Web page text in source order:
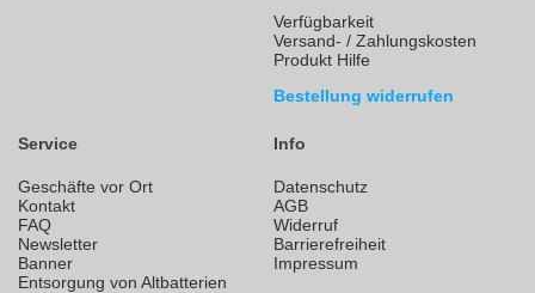
Verfügbarkeit
Versand- / Zahlungskosten
Produkt Hilfe
Bestellung widerrufen
Service
Geschäfte vor Ort
Kontakt
FAQ
Newsletter
Banner
Entsorgung von Altbatterien
Info
Datenschutz
AGB
Widerruf
Barrierefreiheit
Impressum